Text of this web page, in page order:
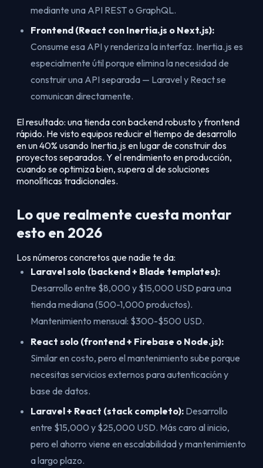
mediante una API REST o GraphQL.
Frontend (React con Inertia.js o Next.js):
Consume esa API y renderiza la interfaz. Inertia.js es
especialmente útil porque elimina la necesidad de
construir una API separada — Laravel y React se
comunican directamente.
El resultado: una tienda con backend robusto y frontend
rápido. He visto equipos reducir el tiempo de desarrollo
en un 40% usando Inertia.js en lugar de construir dos
proyectos separados. Y el rendimiento en producción,
cuando se optimiza bien, supera al de soluciones
monolíticas tradicionales.
Lo que realmente cuesta montar
esto en 2026
Los números concretos que nadie te da:
Laravel solo (backend + Blade templates):
Desarrollo entre $8,000 y $15,000 USD para una
tienda mediana (500-1,000 productos).
Mantenimiento mensual: $300-$500 USD.
React solo (frontend + Firebase o Node.js):
Similar en costo, pero el mantenimiento sube porque
necesitas servicios externos para autenticación y
base de datos.
Laravel + React (stack completo): Desarrollo
entre $15,000 y $25,000 USD. Más caro al inicio,
pero el ahorro viene en escalabilidad y mantenimiento
a largo plazo.